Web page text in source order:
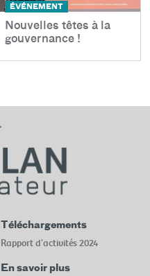
ÉVÉNEMENT
Nouvelles têtes à la
gouvernance !
Téléchargements
Rapport d'activités 2024
En savoir plus